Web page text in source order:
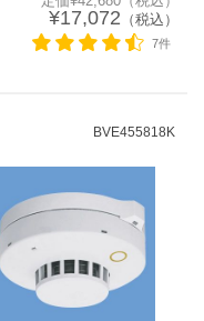
¥17,072 （税込）
7件
BVE455818K